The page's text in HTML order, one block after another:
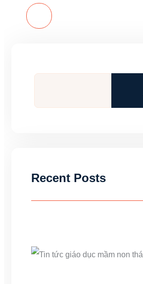
Read More
Tìm
Recent Posts